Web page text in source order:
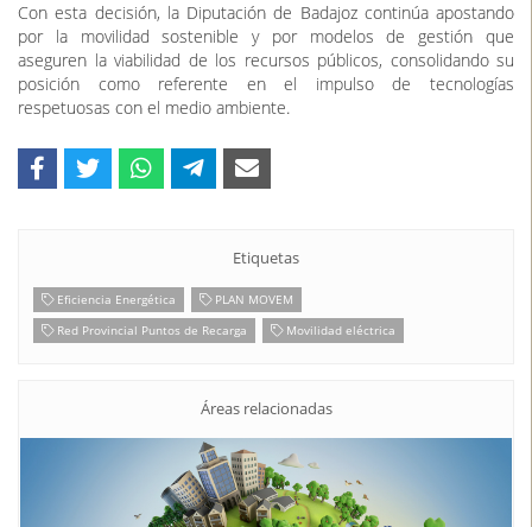
Con esta decisión, la Diputación de Badajoz continúa apostando
por la movilidad sostenible y por modelos de gestión que
aseguren la viabilidad de los recursos públicos, consolidando su
posición como referente en el impulso de tecnologías
respetuosas con el medio ambiente.
Etiquetas
Eficiencia Energética
PLAN MOVEM
Red Provincial Puntos de Recarga
Movilidad eléctrica
Áreas relacionadas